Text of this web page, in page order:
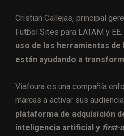
Cristian Callejas, principal
Futbol Sites para LATAM y EE.
uso de las herramientas
están ayudando a
Viafoura es una compañía
marcas a activar sus
plataforma de adquisición
inteligencia artificial y first-